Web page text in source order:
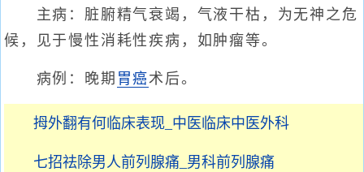
主病：脏腑精气衰竭，气液干枯，为无神之危
候，见于慢性消耗性疾病，如肿瘤等。
病例：晚期 胃癌术后。
拇外翻有何临床表现_中医临床中医外科
七招祛除男人前列腺痛_男科前列腺痛